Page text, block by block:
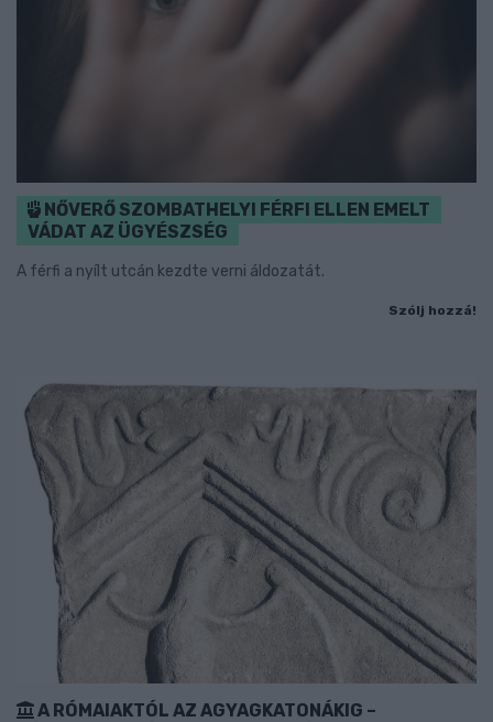
NŐVERŐ SZOMBATHELYI FÉRFI ELLEN EMELT
VÁDAT AZ ÜGYÉSZSÉG
A férfi a nyílt utcán kezdte verni áldozatát.
Szólj hozzá!
A RÓMAIAKTÓL AZ AGYAGKATONÁKIG –